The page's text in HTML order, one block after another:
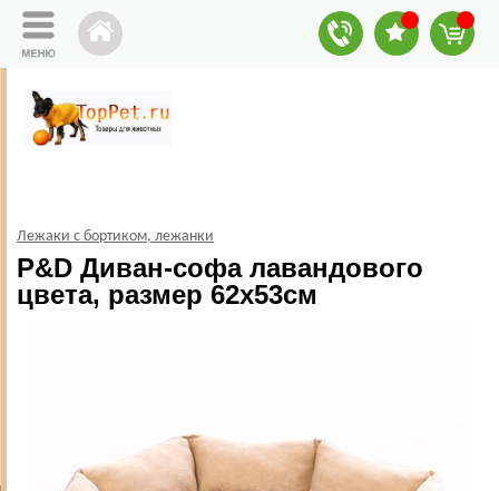
Лежаки с бортиком, лежанки
P&D Диван-софа лавандового
цвета, размер 62х53см